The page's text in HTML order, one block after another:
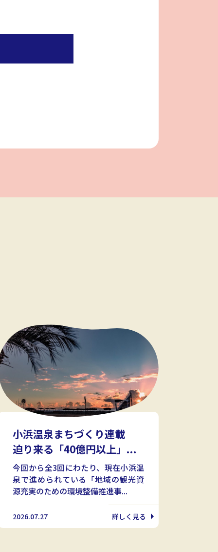
小浜温泉まちづくり連載
迫り来る「40億円以上」...
今回から全3回にわたり、現在小浜温
泉で進められている「地域の観光資
源充実のための環境整備推進事...
2026.07.27 詳しく見る